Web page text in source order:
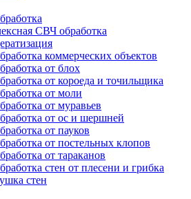
СВЧ обработка
коммерческих объектов
от блох
от короеда и точильщика
от моли
от муравьев
от ос и шершней
от пауков
от постельных клопов
от тараканов
стен от плесени и грибка
стен